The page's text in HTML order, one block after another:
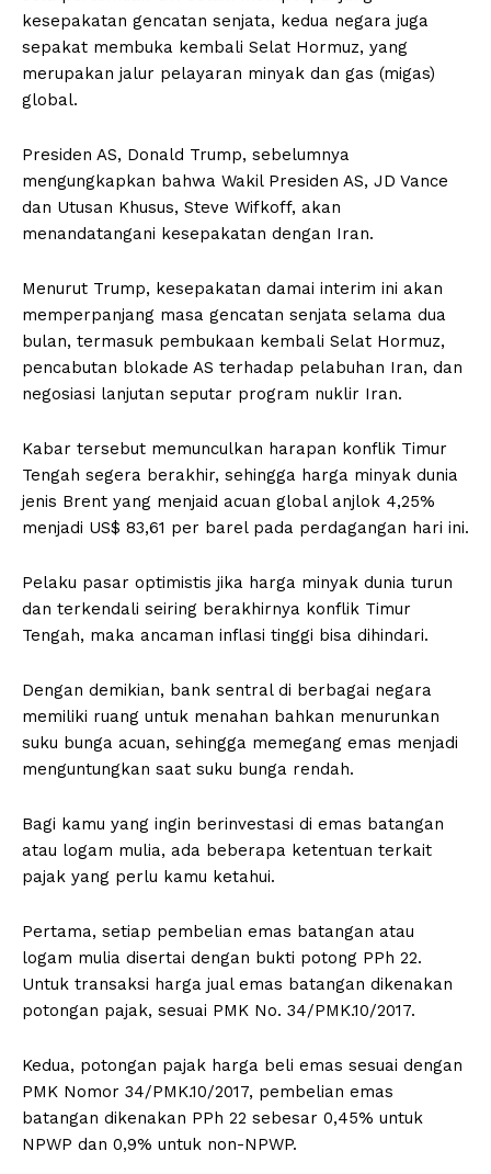
kesepakatan gencatan senjata, kedua negara juga
sepakat membuka kembali Selat Hormuz, yang
merupakan jalur pelayaran minyak dan gas (migas)
global.
Presiden AS, Donald Trump, sebelumnya
mengungkapkan bahwa Wakil Presiden AS, JD Vance
dan Utusan Khusus, Steve Wifkoff, akan
menandatangani kesepakatan dengan Iran.
Menurut Trump, kesepakatan damai interim ini akan
memperpanjang masa gencatan senjata selama dua
bulan, termasuk pembukaan kembali Selat Hormuz,
pencabutan blokade AS terhadap pelabuhan Iran, dan
negosiasi lanjutan seputar program nuklir Iran.
Kabar tersebut memunculkan harapan konflik Timur
Tengah segera berakhir, sehingga harga minyak dunia
jenis Brent yang menjaid acuan global anjlok 4,25%
menjadi US$ 83,61 per barel pada perdagangan hari ini.
Pelaku pasar optimistis jika harga minyak dunia turun
dan terkendali seiring berakhirnya konflik Timur
Tengah, maka ancaman inflasi tinggi bisa dihindari.
Dengan demikian, bank sentral di berbagai negara
memiliki ruang untuk menahan bahkan menurunkan
suku bunga acuan, sehingga memegang emas menjadi
menguntungkan saat suku bunga rendah.
Bagi kamu yang ingin berinvestasi di emas batangan
atau logam mulia, ada beberapa ketentuan terkait
pajak yang perlu kamu ketahui.
Pertama, setiap pembelian emas batangan atau
logam mulia disertai dengan bukti potong PPh 22.
Untuk transaksi harga jual emas batangan dikenakan
potongan pajak, sesuai PMK No. 34/PMK.10/2017.
Kedua, potongan pajak harga beli emas sesuai dengan
PMK Nomor 34/PMK.10/2017, pembelian emas
batangan dikenakan PPh 22 sebesar 0,45% untuk
NPWP dan 0,9% untuk non-NPWP.